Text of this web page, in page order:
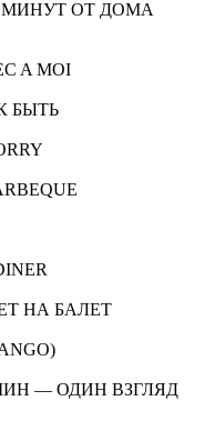
ОТ ДОМА
A MOI
БЫТЬ
НА БАЛЕТ
— ОДИН ВЗГЛЯД